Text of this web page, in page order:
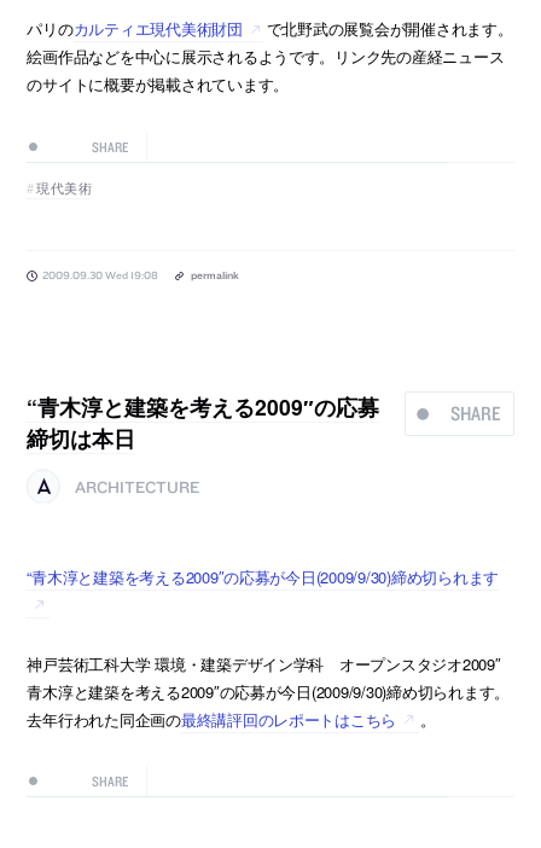
パリのカルティエ現代美術財団
で北野武の展覧会が開催されます。
絵画作品などを中心に展示されるようです。リンク先の産経ニュース
のサイトに概要が掲載されています。
SHARE
現代美術
2009.09.30 Wed 19:08 permalink
SHARE
“青木淳と建築を考える2009″の応募
締切は本日
ARCHITECTURE
“青木淳と建築を考える2009″の応募が今日(2009/9/30)締め切られます
神戸芸術工科大学 環境・建築デザイン学科 オープンスタジオ2009″
青木淳と建築を考える2009″の応募が今日(2009/9/30)締め切られます。
去年行われた同企画の最終講評回のレポートはこちら 。
SHARE